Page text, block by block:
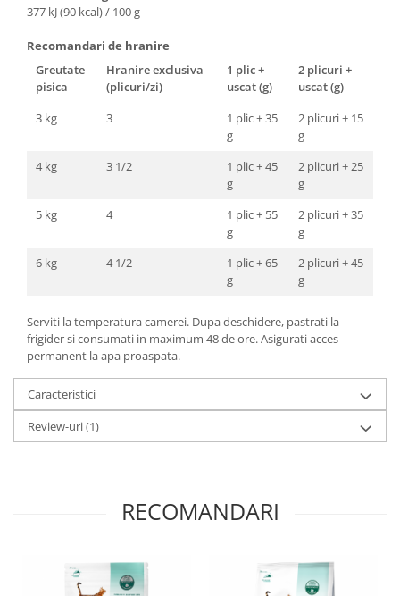
377 kJ (90 kcal) / 100 g
Recomandari de hranire
Greutate
pisica
Hranire exclusiva
(plicuri/zi)
1 plic +
uscat (g)
2 plicuri +
uscat (g)
3 kg
3
1 plic + 35
g
2 plicuri + 15
g
4 kg
3 1/2
1 plic + 45
g
2 plicuri + 25
g
5 kg
4
1 plic + 55
g
2 plicuri + 35
g
6 kg
4 1/2
1 plic + 65
g
2 plicuri + 45
g
Serviti la temperatura camerei. Dupa deschidere, pastrati la
frigider si consumati in maximum 48 de ore. Asigurati acces
permanent la apa proaspata.
Caracteristici
Review-uri(1)
RECOMANDARI